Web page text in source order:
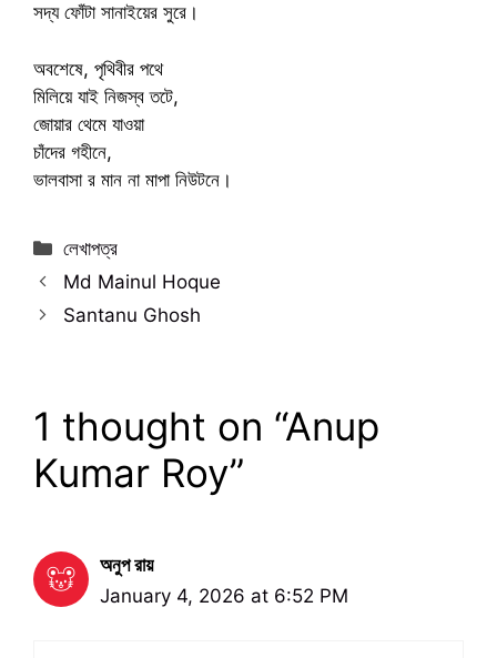
সদ্য ফোঁটা সানাইয়ের সুরে।
অবশেষে, পৃথিবীর পথে
মিলিয়ে যাই নিজস্ব তটে,
জোয়ার থেমে যাওয়া
চাঁদের গহীনে,
ভালবাসা র মান না মাপা নিউটনে।
Categories
লেখাপত্র
Md Mainul Hoque
Santanu Ghosh
1 thought on “Anup
Kumar Roy”
অনুপ রায়
January 4, 2026 at 6:52 PM